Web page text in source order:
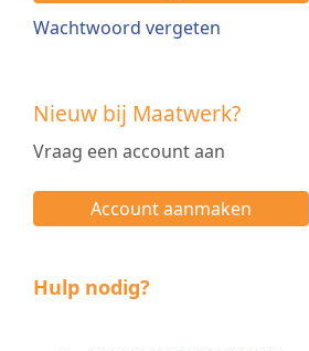
Wachtwoord vergeten
Nieuw bij Maatwerk?
Vraag een account aan
Account aanmaken
Hulp nodig?